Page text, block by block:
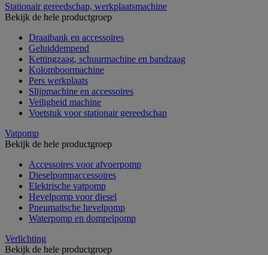
Stationair gereedschap, werkplaatsmachine
Bekijk de hele productgroep
Draaibank en accessoires
Geluiddempend
Kettingzaag, schuurmachine en bandzaag
Kolomboormachine
Pers werkplaats
Slijpmachine en accessoires
Veiligheid machine
Voetstuk voor stationair gereedschap
Vatpomp
Bekijk de hele productgroep
Accessoires voor afvoerpomp
Dieselpompaccessoires
Elektrische vatpomp
Hevelpomp voor diesel
Pneumatische hevelpomp
Waterpomp en dompelpomp
Verlichting
Bekijk de hele productgroep